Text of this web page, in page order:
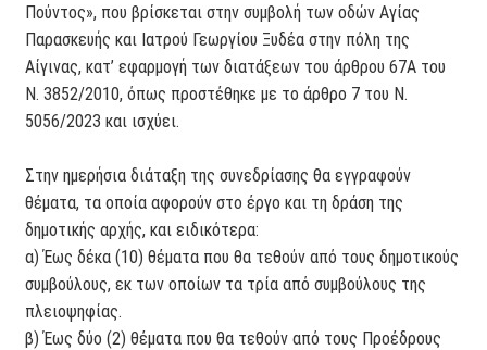
Πούντος», που βρίσκεται στην συμβολή των οδών Αγίας
Παρασκευής και Ιατρού Γεωργίου Ξυδέα στην πόλη της
Αίγινας, κατ’ εφαρμογή των διατάξεων του άρθρου 67Α του
Ν. 3852/2010, όπως προστέθηκε με το άρθρο 7 του Ν.
5056/2023 και ισχύει.
Στην ημερήσια διάταξη της συνεδρίασης θα εγγραφούν
θέματα, τα οποία αφορούν στο έργο και τη δράση της
δημοτικής αρχής, και ειδικότερα:
α) Έως δέκα (10) θέματα που θα τεθούν από τους δημοτικούς
συμβούλους, εκ των οποίων τα τρία από συμβούλους της
πλειοψηφίας.
β) Έως δύο (2) θέματα που θα τεθούν από τους Προέδρους